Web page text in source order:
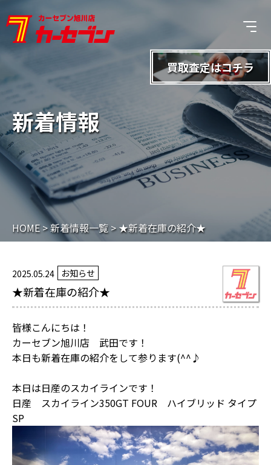
新着情報
HOME >新着情報一覧 >★新着在庫の紹介★
2025.05.24 お知らせ
★新着在庫の紹介★
皆様こんにちは！
カーセブン旭川店 武田です！
本日も新着在庫の紹介をして参ります(^^♪
本日は日産のスカイラインです！
日産 スカイライン350GT FOUR ハイブリッド タイプ
SP
買取査定はコチラ